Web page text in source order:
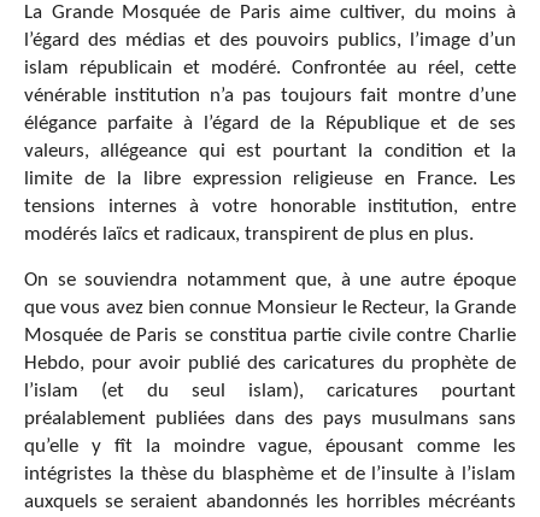
La Grande Mosquée de Paris aime cultiver, du moins à
l’égard des médias et des pouvoirs publics, l’image d’un
islam républicain et modéré. Confrontée au réel, cette
vénérable institution n’a pas toujours fait montre d’une
élégance parfaite à l’égard de la République et de ses
valeurs, allégeance qui est pourtant la condition et la
limite de la libre expression religieuse en France. Les
tensions internes à votre honorable institution, entre
modérés laïcs et radicaux, transpirent de plus en plus.
On se souviendra notamment que, à une autre époque
que vous avez bien connue Monsieur le Recteur, la Grande
Mosquée de Paris se constitua partie civile contre Charlie
Hebdo, pour avoir publié des caricatures du prophète de
l’islam (et du seul islam), caricatures pourtant
préalablement publiées dans des pays musulmans sans
qu’elle y fît la moindre vague, épousant comme les
intégristes la thèse du blasphème et de l’insulte à l’islam
auxquels se seraient abandonnés les horribles mécréants